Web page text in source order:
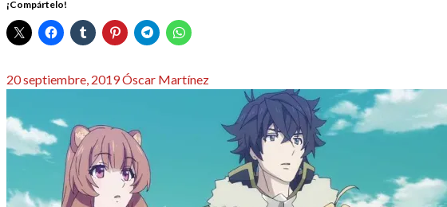
¡Compártelo!
Publicado
20 septiembre, 2019Óscar Martínez